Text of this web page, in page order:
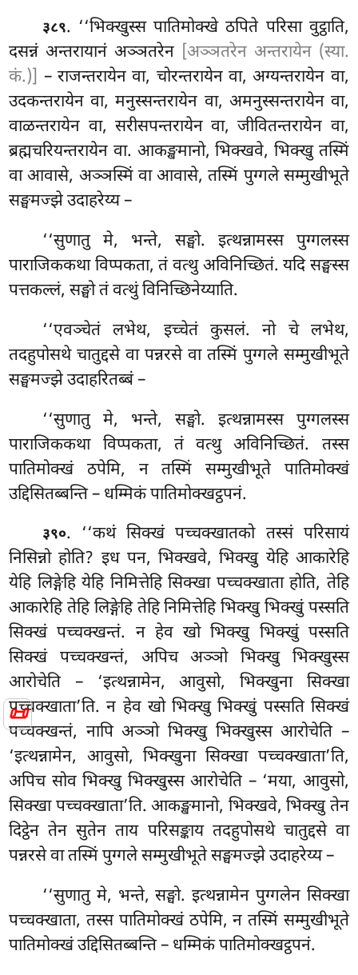
📜
३८९. ‘‘भिक्खुस्स पातिमोक्खे ठपिते परिसा वुट्ठाति,
दसन्नं अन्तरायानं अञ्ञतरेन [अञ्ञतरेन अन्तरायेन (स्या.
कं.)] – राजन्तरायेन वा, चोरन्तरायेन वा, अग्यन्तरायेन वा,
उदकन्तरायेन वा, मनुस्सन्तरायेन वा, अमनुस्सन्तरायेन वा,
वाळन्तरायेन वा, सरीसपन्तरायेन वा, जीवितन्तरायेन वा,
ब्रह्मचरियन्तरायेन वा. आकङ्खमानो, भिक्खवे, भिक्खु तस्मिं
वा आवासे, अञ्ञस्मिं वा आवासे, तस्मिं पुग्गले सम्मुखीभूते
सङ्घमज्झे उदाहरेय्य –
‘‘सुणातु मे, भन्ते, सङ्घो. इत्थन्नामस्स पुग्गलस्स
पाराजिककथा विप्पकता, तं वत्थु अविनिच्छितं. यदि सङ्घस्स
पत्तकल्लं, सङ्घो तं वत्थुं विनिच्छिनेय्याति.
‘‘एवञ्चेतं लभेथ, इच्चेतं कुसलं. नो चे लभेथ,
तदहुपोसथे चातुद्दसे वा पन्नरसे वा तस्मिं पुग्गले सम्मुखीभूते
सङ्घमज्झे उदाहरितब्बं –
‘‘सुणातु मे, भन्ते, सङ्घो. इत्थन्नामस्स पुग्गलस्स
पाराजिककथा विप्पकता, तं वत्थु अविनिच्छितं. तस्स
पातिमोक्खं ठपेमि, न तस्मिं सम्मुखीभूते पातिमोक्खं
उद्दिसितब्बन्ति – धम्मिकं पातिमोक्खट्ठपनं.
३९०. ‘‘कथं सिक्खं पच्चक्खातको तस्सं परिसायं
निसिन्नो होति? इध पन, भिक्खवे, भिक्खु येहि आकारेहि
येहि लिङ्गेहि येहि निमित्तेहि सिक्खा पच्चक्खाता होति, तेहि
आकारेहि तेहि लिङ्गेहि तेहि निमित्तेहि भिक्खु भिक्खुं पस्सति
सिक्खं पच्चक्खन्तं. न हेव खो भिक्खु भिक्खुं पस्सति
सिक्खं पच्चक्खन्तं, अपिच अञ्ञो भिक्खु भिक्खुस्स
आरोचेति – ‘इत्थन्नामेन, आवुसो, भिक्खुना सिक्खा
पच्चक्खाता’ति. न हेव खो भिक्खु भिक्खुं पस्सति सिक्खं
पच्चक्खन्तं, नापि अञ्ञो भिक्खु भिक्खुस्स आरोचेति –
‘इत्थन्नामेन, आवुसो, भिक्खुना सिक्खा पच्चक्खाता’ति,
अपिच सोव भिक्खु भिक्खुस्स आरोचेति – ‘मया, आवुसो,
सिक्खा पच्चक्खाता’ति. आकङ्खमानो, भिक्खवे, भिक्खु तेन
दिट्ठेन तेन सुतेन ताय परिसङ्काय तदहुपोसथे चातुद्दसे वा
पन्नरसे वा तस्मिं पुग्गले सम्मुखीभूते सङ्घमज्झे उदाहरेय्य –
‘‘सुणातु मे, भन्ते, सङ्घो. इत्थन्नामेन पुग्गलेन सिक्खा
पच्चक्खाता, तस्स पातिमोक्खं ठपेमि, न तस्मिं सम्मुखीभूते
पातिमोक्खं उद्दिसितब्बन्ति – धम्मिकं पातिमोक्खट्ठपनं.